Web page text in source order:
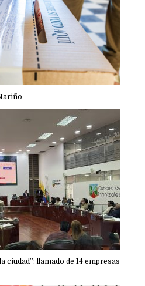
ciudad”: llamado de 14 empresas